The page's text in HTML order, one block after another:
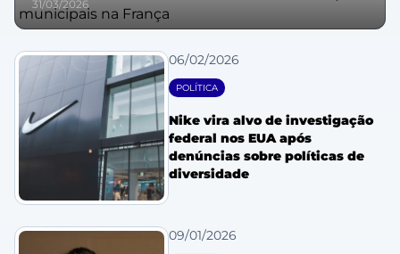
31/03/2026
06/02/2026
POLÍTICA
Nike vira alvo de investigação
federal nos EUA após
denúncias sobre políticas de
diversidade
09/01/2026